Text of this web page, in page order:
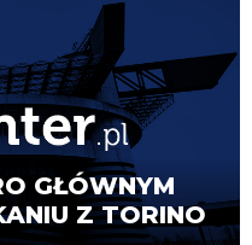
GŁÓWNYM
Z TORINO